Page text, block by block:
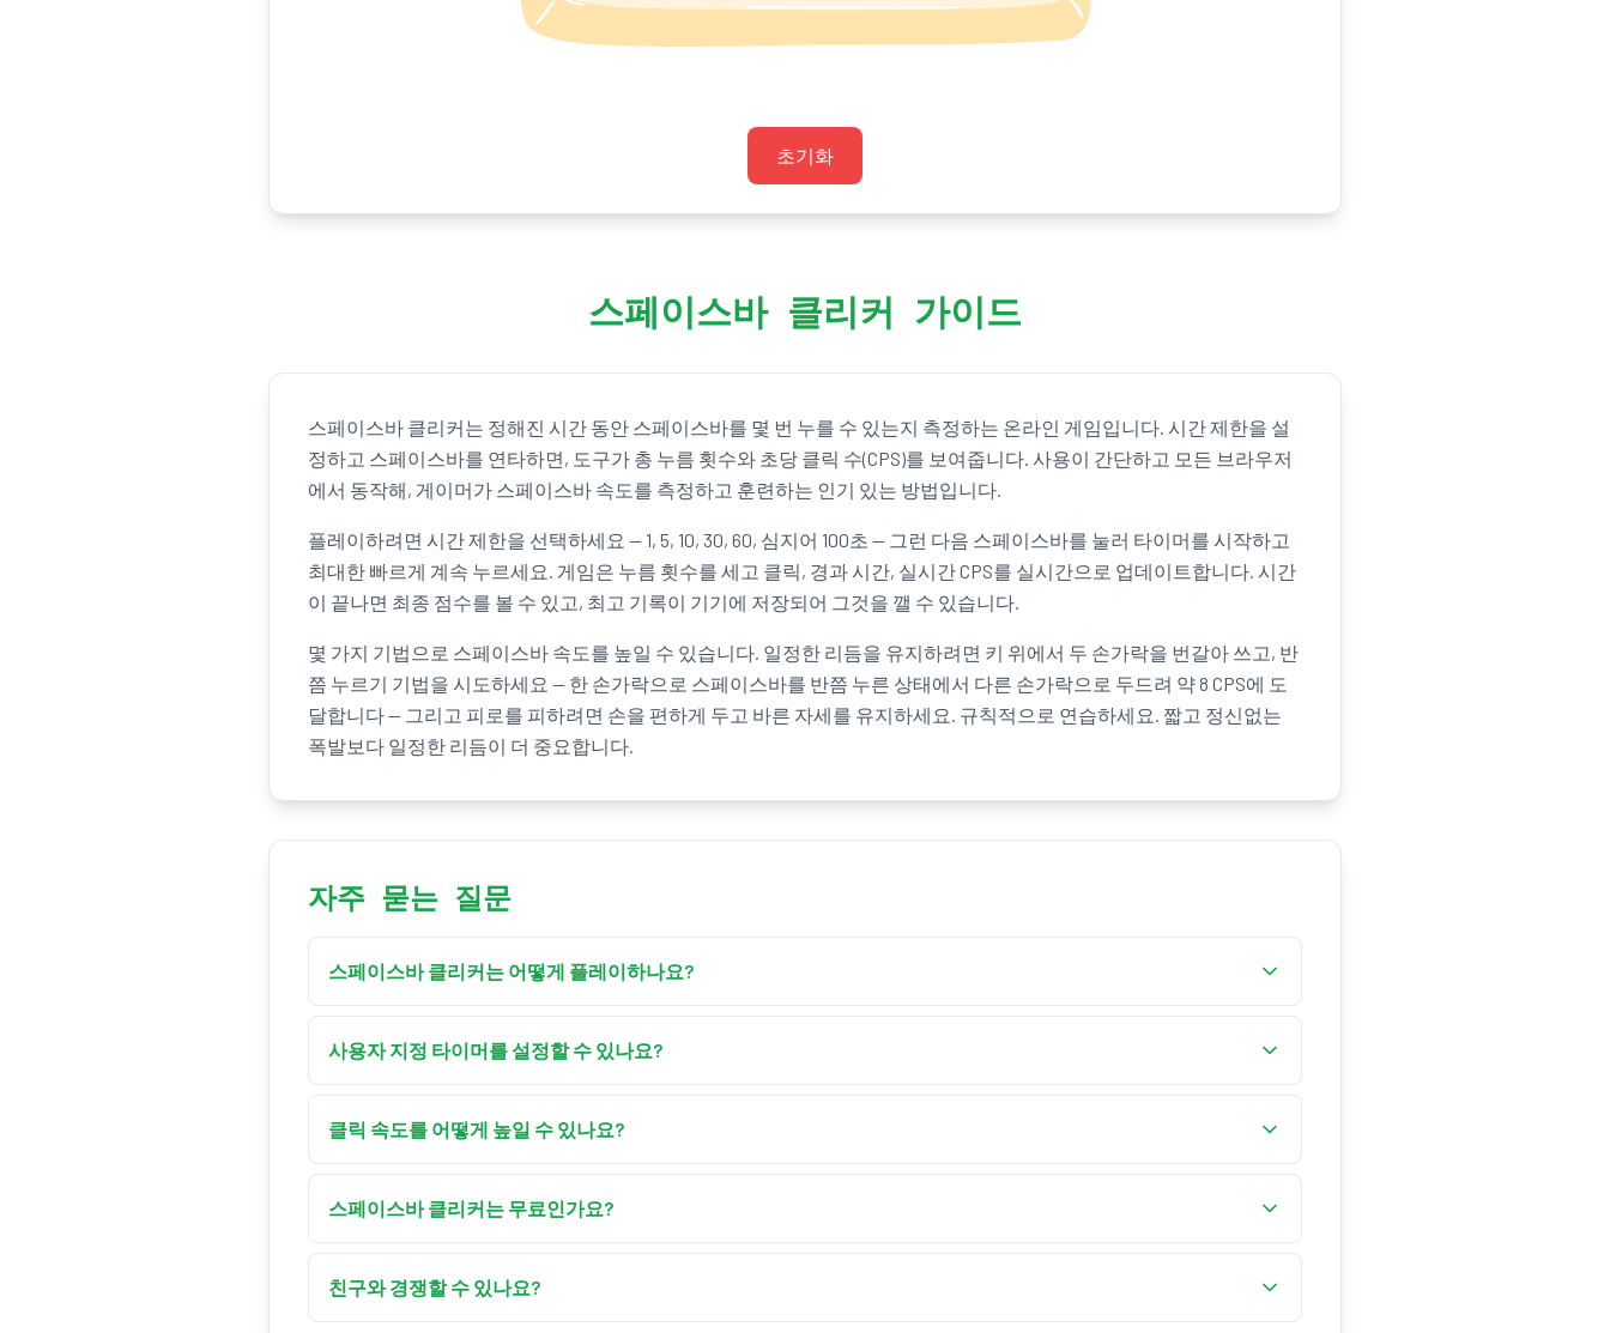
초기화
스페이스바 클리커 가이드
스페이스바 클리커는 정해진 시간 동안 스페이스바를 몇 번 누를 수 있는지 측정하는 온라인 게임입니다. 시간 제한을 설
정하고 스페이스바를 연타하면, 도구가 총 누름 횟수와 초당 클릭 수(CPS)를 보여줍니다. 사용이 간단하고 모든 브라우저
에서 동작해, 게이머가 스페이스바 속도를 측정하고 훈련하는 인기 있는 방법입니다.
플레이하려면 시간 제한을 선택하세요 — 1, 5, 10, 30, 60, 심지어 100초 — 그런 다음 스페이스바를 눌러 타이머를 시작하고
최대한 빠르게 계속 누르세요. 게임은 누름 횟수를 세고 클릭, 경과 시간, 실시간 CPS를 실시간으로 업데이트합니다. 시간
이 끝나면 최종 점수를 볼 수 있고, 최고 기록이 기기에 저장되어 그것을 깰 수 있습니다.
몇 가지 기법으로 스페이스바 속도를 높일 수 있습니다. 일정한 리듬을 유지하려면 키 위에서 두 손가락을 번갈아 쓰고, 반
쯤 누르기 기법을 시도하세요 — 한 손가락으로 스페이스바를 반쯤 누른 상태에서 다른 손가락으로 두드려 약 8 CPS에 도
달합니다 — 그리고 피로를 피하려면 손을 편하게 두고 바른 자세를 유지하세요. 규칙적으로 연습하세요. 짧고 정신없는
폭발보다 일정한 리듬이 더 중요합니다.
자주 묻는 질문
스페이스바 클리커는 어떻게 플레이하나요?
시간 제한을 설정하고 스페이스바를 눌러 타이머를 시작한 다음, 스페이스바를 최대한 빠르게 계속 누르세요. 시간
이 끝나면 총 클릭 수와 초당 클릭 수를 보게 됩니다.
사용자 지정 타이머를 설정할 수 있나요?
네. 미리 설정된 시간 — 예를 들어 1, 5, 10, 30, 60, 100초 — 외에도 필요에 맞는 시간 구간을 선택해 정확히 그 길이로 테
스트를 실행할 수 있습니다.
클릭 속도를 어떻게 높일 수 있나요?
규칙적으로 연습하고, 바른 자세를 유지하며, 반쯤 누르기 기법이나 다중 손가락 기법 — 스페이스바에서 두세 손가
락을 번갈아 사용 — 같은 방법으로 CPS를 높이세요.
스페이스바 클리커는 무료인가요?
네. 스페이스바 클리커는 완전히 무료이며, 전적으로 브라우저에서 실행되고 다운로드나 가입이 필요 없습니다. 최
고 기록은 사용자 본인의 기기에 로컬로 저장됩니다.
친구와 경쟁할 수 있나요?